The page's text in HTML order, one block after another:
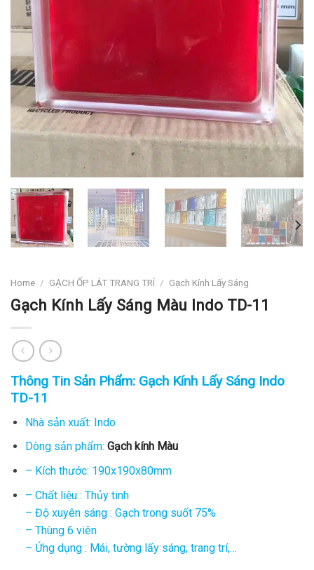
Home / GẠCH ỐP LÁT TRANG TRÍ / Gạch Kính Lấy Sáng
Gạch Kính Lấy Sáng Màu Indo TD-11
Thông Tin Sản Phẩm: Gạch Kính Lấy Sáng Indo
TD-11
Nhà sản xuất: Indo
Dòng sản phẩm: Gạch kính Màu
– Kích thước: 190x190x80mm
– Chất liệu : Thủy tinh
– Độ xuyên sáng : Gạch trong suốt 75%
– Thùng 6 viên
– Ứng dụng : Mái, tường lấy sáng, trang trí,…